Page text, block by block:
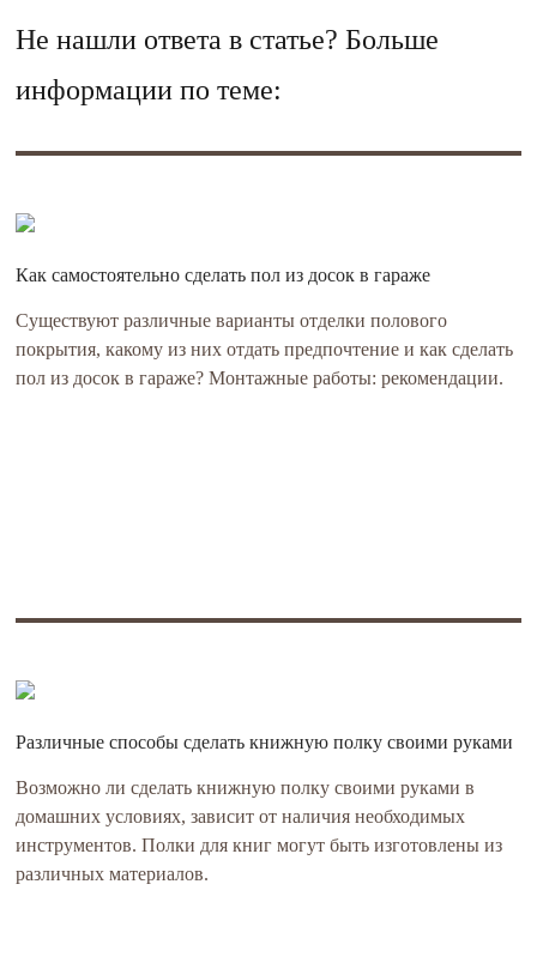
Не нашли ответа в статье? Больше
информации по теме:
Как самостоятельно сделать пол из досок в гараже
Существуют различные варианты отделки полового
покрытия, какому из них отдать предпочтение и как сделать
пол из досок в гараже? Монтажные работы: рекомендации.
Различные способы сделать книжную полку своими руками
Возможно ли сделать книжную полку своими руками в
домашних условиях, зависит от наличия необходимых
инструментов. Полки для книг могут быть изготовлены из
различных материалов.